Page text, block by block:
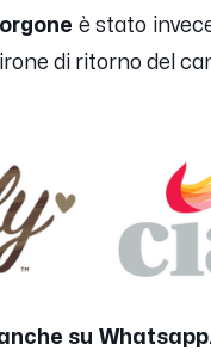
è stato
di ritorno del
su